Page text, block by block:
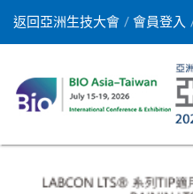
返回亞洲生技大會 會員登入